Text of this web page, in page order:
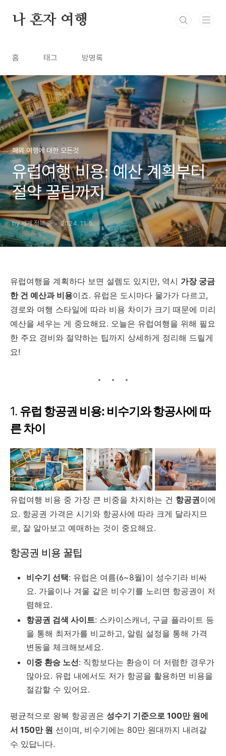
나 혼자 여행
홈 태그 방명록
해외 여행에 대한 모든것
유럽여행 비용: 예산 계획부터
절약 꿀팁까지
by 세계 정복 중 2024. 11. 5.
유럽여행을 계획하다 보면 설렘도 있지만, 역시 가장 궁금
한 건 예산과 비용이죠. 유럽은 도시마다 물가가 다르고,
경로와 여행 스타일에 따라 비용 차이가 크기 때문에 미리
예산을 세우는 게 중요해요. 오늘은 유럽여행을 위해 필요
한 주요 경비와 절약하는 팁까지 상세하게 정리해 드릴게
요!
1. 유럽 항공권 비용: 비수기와 항공사에 따
른 차이
유럽여행 비용 중 가장 큰 비중을 차지하는 건 항공권이에
요. 항공권 가격은 시기와 항공사에 따라 크게 달라지므
로, 잘 알아보고 예매하는 것이 중요해요.
항공권 비용 꿀팁
비수기 선택: 유럽은 여름(6~8월)이 성수기라 비싸
요. 가을이나 겨울 같은 비수기를 노리면 항공권이 저
렴해요.
항공권 검색 사이트: 스카이스캐너, 구글 플라이트 등
을 통해 최저가를 비교하고, 알림 설정을 통해 가격
변동을 체크해보세요.
이중 환승 노선: 직항보다는 환승이 더 저렴한 경우가
많아요. 유럽 내에서도 저가 항공을 활용하면 비용을
절감할 수 있어요.
평균적으로 왕복 항공권은 성수기 기준으로 100만 원에
서 150만 원 선이며, 비수기에는 80만 원대까지 내려갈
수 있답니다.